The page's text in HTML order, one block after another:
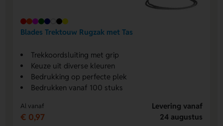
Blades Trektouw Rugzak met Tas
Trekkoordsluiting met grip
Keuze uit diverse kleuren
Bedrukking op perfecte plek
Bedrukken vanaf 100 stuks
Al vanaf
€ 0,97
Levering vanaf
24 augustus